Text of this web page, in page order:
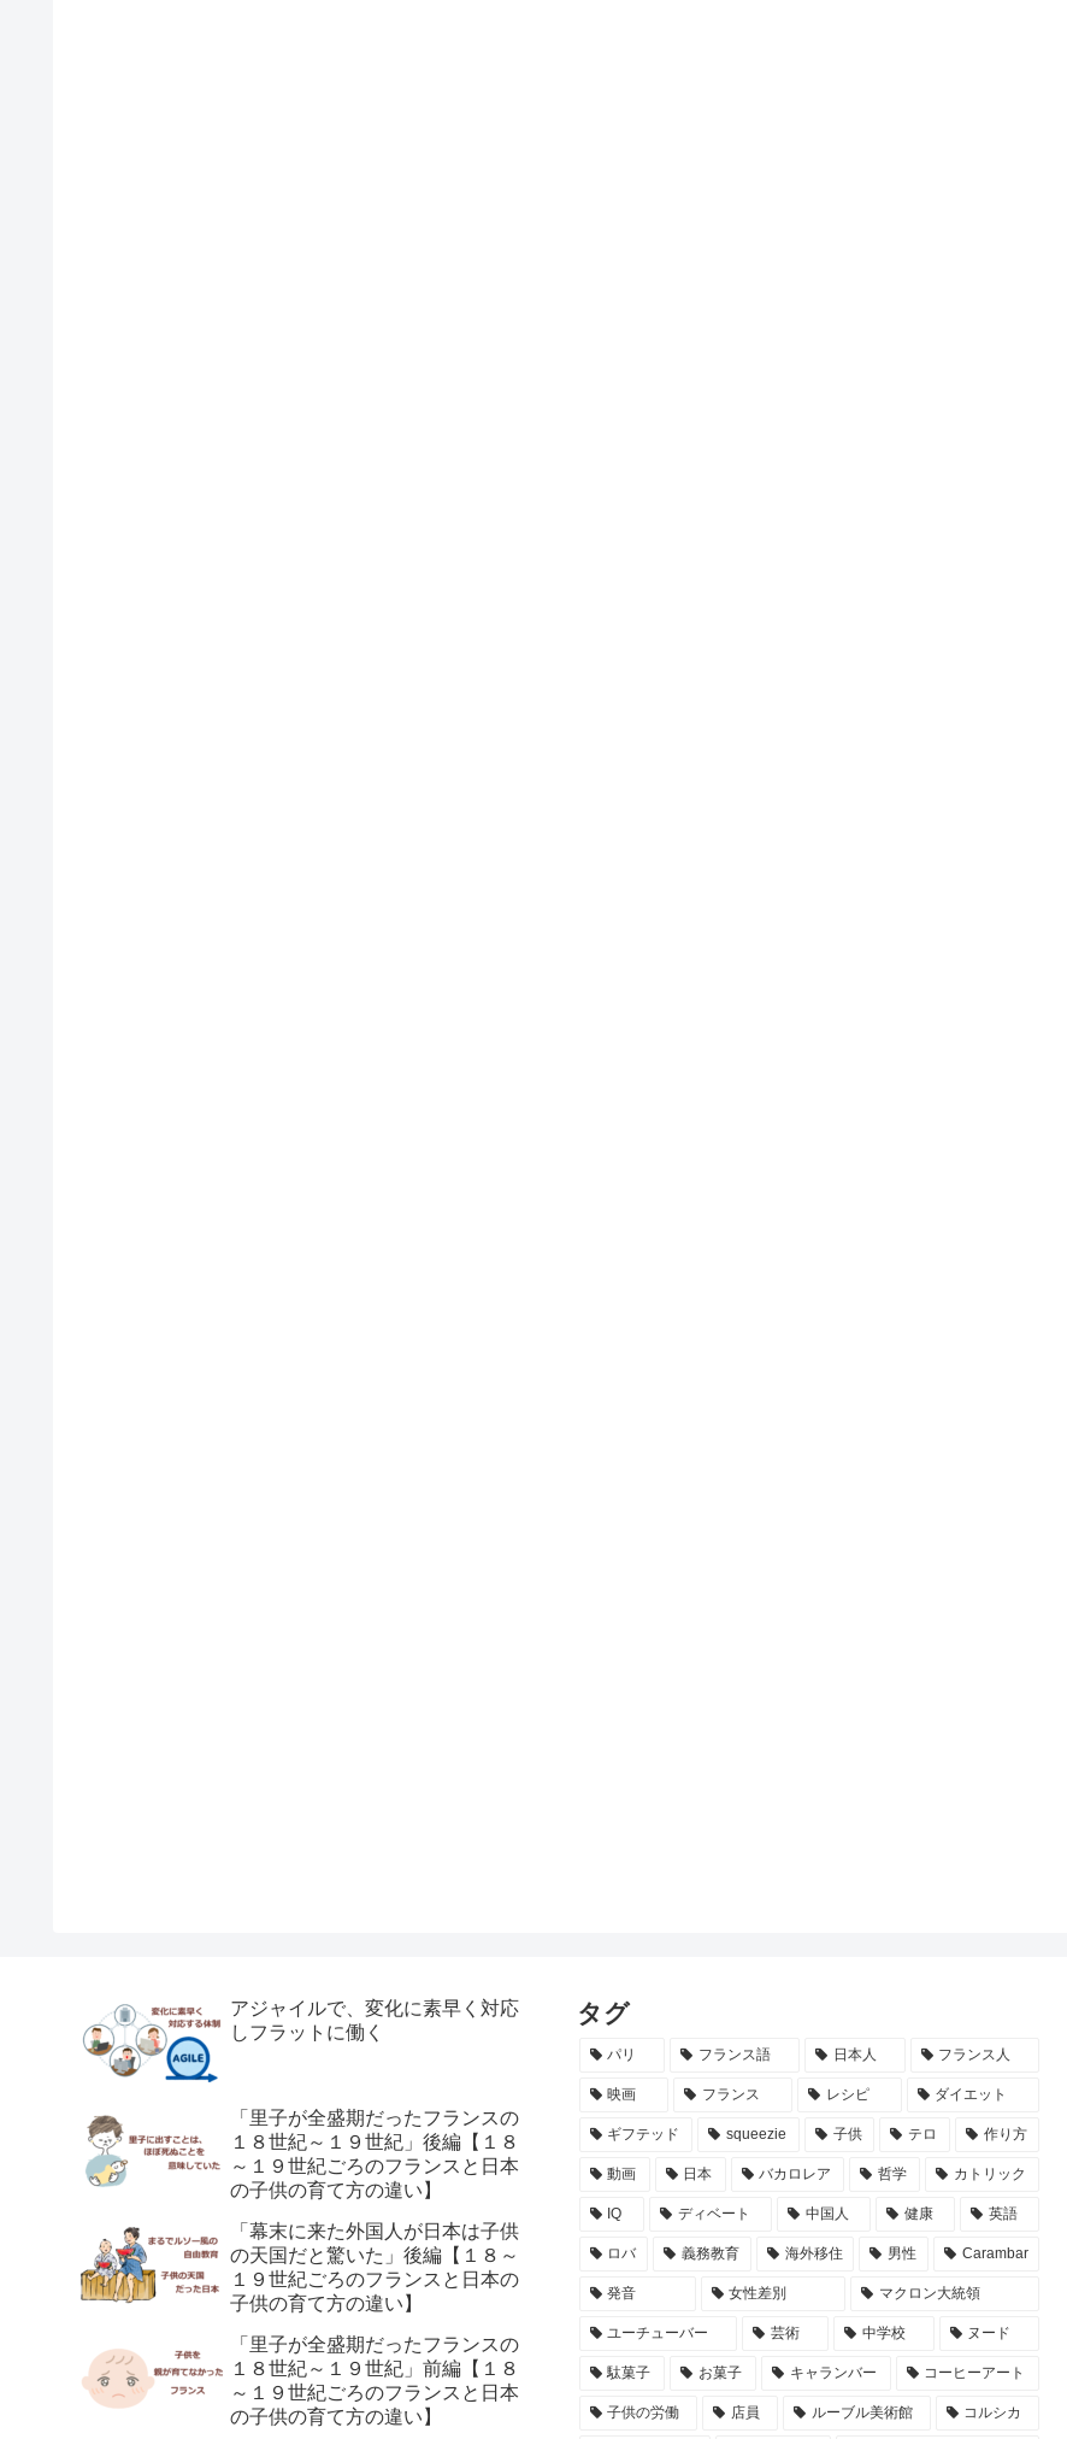
アジャイルで、変化に素早く対応
しフラットに働く
「里子が全盛期だったフランスの
１８世紀～１９世紀」後編【１８
～１９世紀ごろのフランスと日本
の子供の育て方の違い】
「幕末に来た外国人が日本は子供
の天国だと驚いた」後編【１８～
１９世紀ごろのフランスと日本の
子供の育て方の違い】
「里子が全盛期だったフランスの
１８世紀～１９世紀」前編【１８
～１９世紀ごろのフランスと日本
の子供の育て方の違い】
タグ
パリ フランス語 日本人 フランス人
映画 フランス レシピ ダイエット
ギフテッド squeezie 子供 テロ 作り方
動画 日本 バカロレア 哲学 カトリック
IQ ディベート 中国人 健康 英語
ロバ 義務教育 海外移住 男性 Carambar
発音 女性差別 マクロン大統領
ユーチューバー 芸術 中学校 ヌード
駄菓子 お菓子 キャランバー コーヒーアート
子供の労働 店員 ルーブル美術館 コルシカ